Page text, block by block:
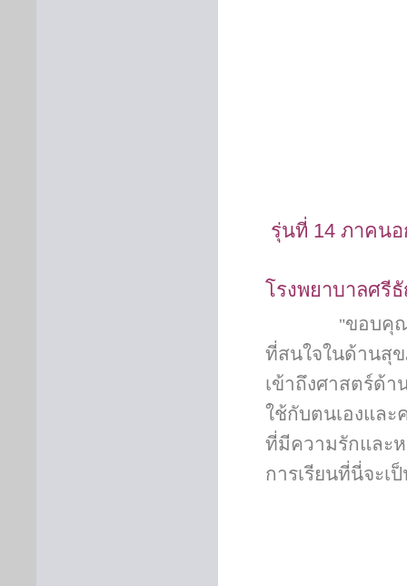
รุ่นที่ 14 ภาค
โรงพยาบาลศรี
"ขอบคุ
ที่สนใจในด้านสุ
เข้าถึงศาสตร์ด้
ใช้กับตนเองแล
ที่มีความรักและ
การเรียนที่นี่จะ